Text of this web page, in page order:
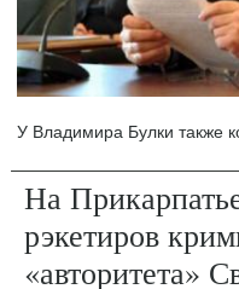
У Владимира Булки также
На
рэкетиров
«авторитета»